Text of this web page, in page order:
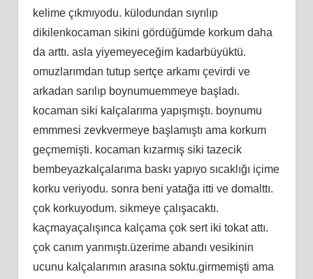
kelime çıkmıyodu. külodundan sıyrılıp
dikilenkocaman sikini gördüğümde korkum daha
da arttı. asla yiyemeyeceğim kadarbüyüktü.
omuzlarımdan tutup sertçe arkamı çevirdi ve
arkadan sarılıp boynumuemmeye başladı.
kocaman siki kalçalarıma yapışmıştı. boynumu
emmmesi zevkvermeye başlamıştı ama korkum
geçmemişti. kocaman kızarmış siki tazecik
bembeyazkalçalarıma baskı yapıyo sıcaklığı içime
korku veriyodu. sonra beni yatağa itti ve domalttı.
çok korkuyodum. sikmeye çalışacaktı.
kaçmayaçalışınca kalçama çok sert iki tokat attı.
çok canım yanmıştı.üzerime abandı vesikinin
ucunu kalçalarımın arasına soktu.girmemişti ama